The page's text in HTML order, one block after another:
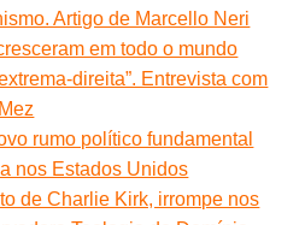
Artigo de Marcello Neri
em todo o mundo
direita”. Entrevista com
rumo político fundamental
nos Estados Unidos
de Charlie Kirk, irrompe nos